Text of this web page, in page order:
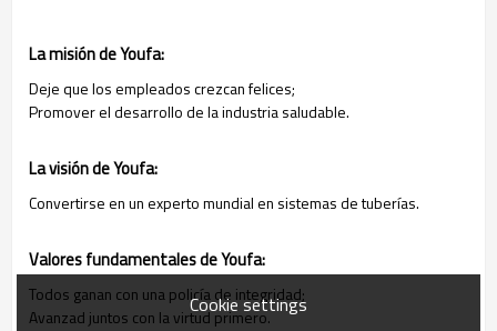
La misión de Youfa:
Deje que los empleados crezcan felices;
Promover el desarrollo de la industria saludable.
La visión de Youfa:
Convertirse en un experto mundial en sistemas de tuberías.
Valores fundamentales de Youfa:
Todos ganan con una policía de integridad;
Avanzad juntos con la virtud primero.
Cookie settings